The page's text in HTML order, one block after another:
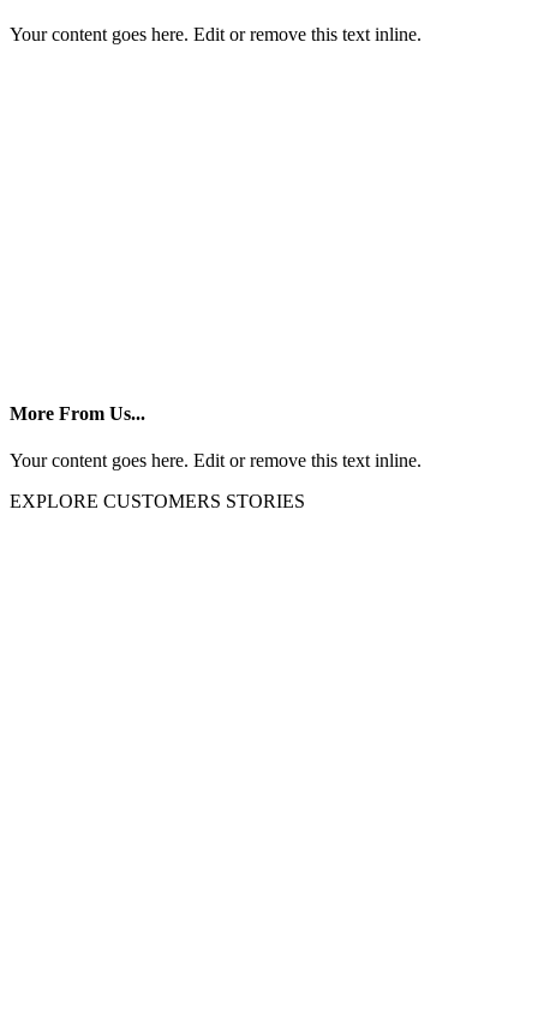
Your content goes here. Edit or remove this text inline.
More From Us...
Your content goes here. Edit or remove this text inline.
EXPLORE CUSTOMERS STORIES